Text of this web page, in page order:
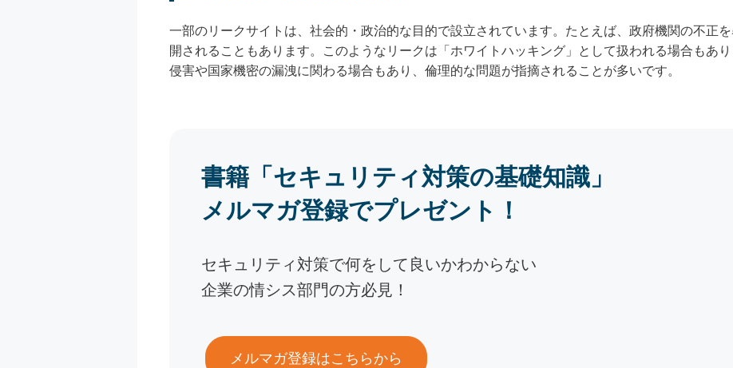
一部のリークサイトは、社会的・政治的な目的で設立されています。たとえば、政府機関の不正
開されることもあります。このようなリークは「ホワイトハッキング」として扱われる場合もあ
侵害や国家機密の漏洩に関わる場合もあり、倫理的な問題が指摘されることが多いです。
書籍「セキュリティ対策の基礎知識」
メルマガ登録でプレゼント！
セキュリティ対策で何をして良いかわからない
企業の情シス部門の方必見！
メルマガ登録はこちらから